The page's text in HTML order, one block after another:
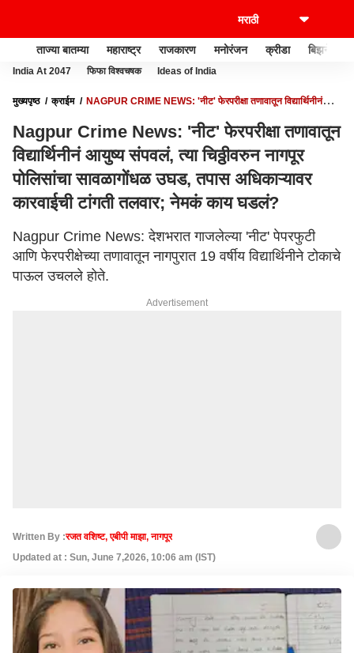
ताज्या बातम्या महाराष्ट्र राजकारण मनोरंजन क्रीडा बिझनेस
India At 2047 फिफा विश्वचषक Ideas of India
मुख्यपृष्ठ क्राईम
NAGPUR CRIME NEWS: 'नीट' फेरपरीक्षा तणावातून विद्यार्थिनीनं
टांगती तलवार; नेमकं काय घडलं?
Nagpur Crime News: 'नीट' फेरपरीक्षा तणावातून
विद्यार्थिनीनं आयुष्य संपवलं, त्या चिठ्ठीवरुन नागपूर
पोलिसांचा सावळागोंधळ उघड, तपास अधिकाऱ्यावर
कारवाईची टांगती तलवार; नेमकं काय घडलं?
Nagpur Crime News: देशभरात गाजलेल्या 'नीट' पेपरफुटी
आणि फेरपरीक्षेच्या तणावातून नागपुरात 19 वर्षीय विद्यार्थिनीने टोकाचे
पाऊल उचलले होते.
Advertisement
Written By :रजत वशिष्ट, एबीपी माझा, नागपूर
Updated at : Sun, June 7,2026, 10:06 am (IST)